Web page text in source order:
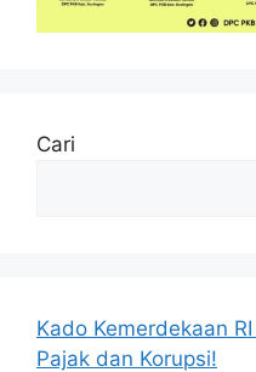
Cari
Kado Kemerdekaan
Pajak dan Korupsi!